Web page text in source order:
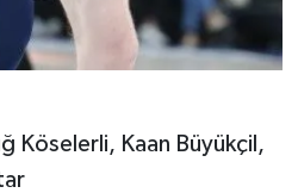
Köselerli, Kaan Büyükçil,